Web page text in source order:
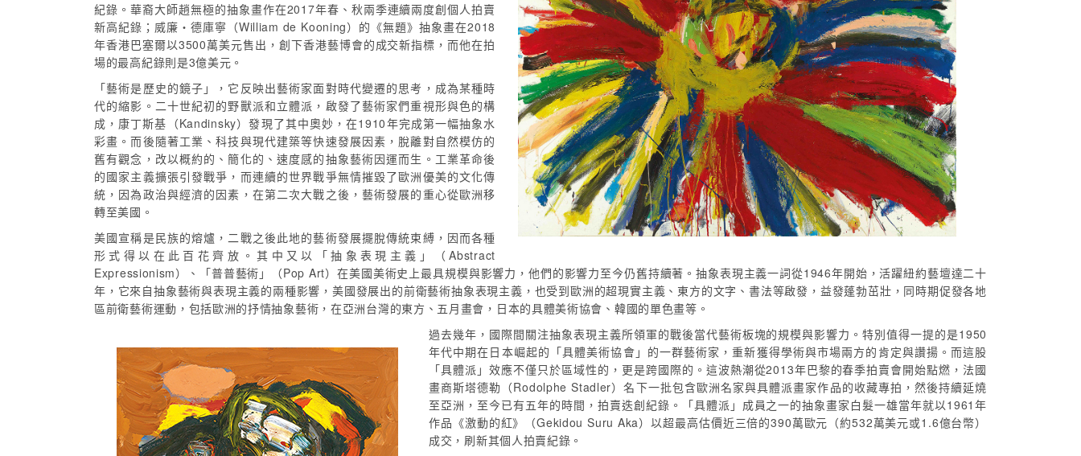
紀錄。華裔大師趙無極的抽象畫作在2017年春、秋兩季連續兩度創個人拍賣
新高紀錄；威廉・德庫寧（William de Kooning）的《無題》抽象畫在2018
年香港巴塞爾以3500萬美元售出，創下香港藝博會的成交新指標，而他在拍
場的最高紀錄則是3億美元。
「藝術是歷史的鏡子」，它反映出藝術家面對時代變遷的思考，成為某種時
代的縮影。二十世紀初的野獸派和立體派，啟發了藝術家們重視形與色的構
成，康丁斯基（Kandinsky）發現了其中奧妙，在1910年完成第一幅抽象水
彩畫。而後隨著工業、科技與現代建築等快速發展因素，脫離對自然模仿的
舊有觀念，改以概約的、簡化的、速度感的抽象藝術因運而生。工業革命後
的國家主義擴張引發戰爭，而連續的世界戰爭無情摧毀了歐洲優美的文化傳
統，因為政治與經濟的因素，在第二次大戰之後，藝術發展的重心從歐洲移
轉至美國。
美國宣稱是民族的熔爐，二戰之後此地的藝術發展擺脫傳統束縛，因而各種
形式得以在此百花齊放。其中又以「抽象表現主義」（Abstract
Expressionism）、「普普藝術」（Pop Art）在美國美術史上最具規模與影響力，他們的影響力至今仍舊持續著。抽象表現主義一詞從1946年開始，活躍紐約藝壇達二十
年，它來自抽象藝術與表現主義的兩種影響，美國發展出的前衛藝術抽象表現主義，也受到歐洲的超現實主義、東方的文字、書法等啟發，益發蓬勃茁壯，同時期促發各地
區前衛藝術運動，包括歐洲的抒情抽象藝術，在亞洲台灣的東方、五月畫會，日本的具體美術協會、韓國的單色畫等。
過去幾年，國際間關注抽象表現主義所領軍的戰後當代藝術板塊的規模與影響力。特別值得一提的是1950
年代中期在日本崛起的「具體美術協會」的一群藝術家，重新獲得學術與市場兩方的肯定與讚揚。而這股
「具體派」效應不僅只於區域性的，更是跨國際的。這波熱潮從2013年巴黎的春季拍賣會開始點燃，法國
畫商斯塔德勒（Rodolphe Stadler）名下一批包含歐洲名家與具體派畫家作品的收藏專拍，然後持續延燒
至亞洲，至今已有五年的時間，拍賣迭創紀錄。「具體派」成員之一的抽象畫家白髮一雄當年就以1961年
作品《激動的紅》（Gekidou Suru Aka）以超最高估價近三倍的390萬歐元（約532萬美元或1.6億台幣）
成交，刷新其個人拍賣紀錄。